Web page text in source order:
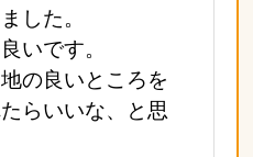
した。
いです。
の良いところを
らいいな、と思